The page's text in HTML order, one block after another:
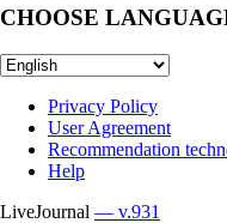
CHOOSE
Privacy Policy
User Agreement
Recommendation
Help
LiveJournal — v.931